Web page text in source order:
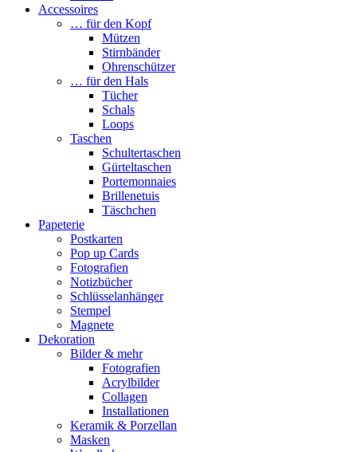
Accessoires
… für den Kopf
Mützen
Stirnbänder
Ohrenschützer
… für den Hals
Tücher
Schals
Loops
Taschen
Schultertaschen
Gürteltaschen
Portemonnaies
Brillenetuis
Täschchen
Papeterie
Postkarten
Pop up Cards
Fotografien
Notizbücher
Schlüsselanhänger
Stempel
Magnete
Dekoration
Bilder & mehr
Fotografien
Acrylbilder
Collagen
Installationen
Keramik & Porzellan
Masken